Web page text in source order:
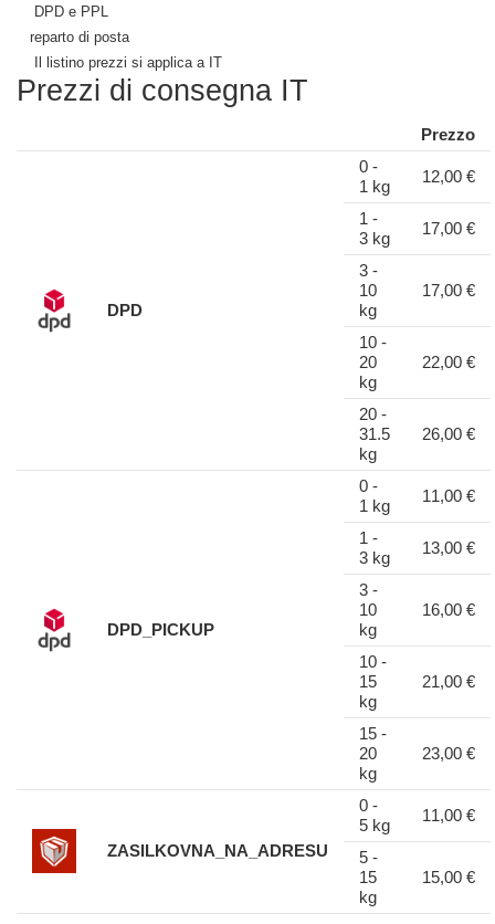
DPD e PPL
reparto di posta
Il listino prezzi si applica a IT
Prezzi di consegna IT
Prezzo
DPD
0 -
1 kg
12,00 €
1 -
3 kg
17,00 €
3 -
10
kg
17,00 €
10 -
20
kg
22,00 €
20 -
31.5
kg
26,00 €
DPD_PICKUP
0 -
1 kg
11,00 €
1 -
3 kg
13,00 €
3 -
10
kg
16,00 €
10 -
15
kg
21,00 €
15 -
20
kg
23,00 €
ZASILKOVNA_NA_ADRESU
0 -
5 kg
11,00 €
5 -
15
kg
15,00 €